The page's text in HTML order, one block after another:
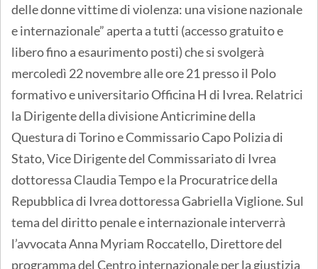
delle donne vittime di violenza: una visione nazionale
e internazionale” aperta a tutti (accesso gratuito e
libero fino a esaurimento posti) che si svolgerà
mercoledì 22 novembre alle ore 21 presso il Polo
formativo e universitario Officina H di Ivrea. Relatrici
la Dirigente della divisione Anticrimine della
Questura di Torino e Commissario Capo Polizia di
Stato, Vice Dirigente del Commissariato di Ivrea
dottoressa Claudia Tempo e la Procuratrice della
Repubblica di Ivrea dottoressa Gabriella Viglione. Sul
tema del diritto penale e internazionale interverrà
l’avvocata Anna Myriam Roccatello, Direttore del
programma del Centro internazionale per la giustizia